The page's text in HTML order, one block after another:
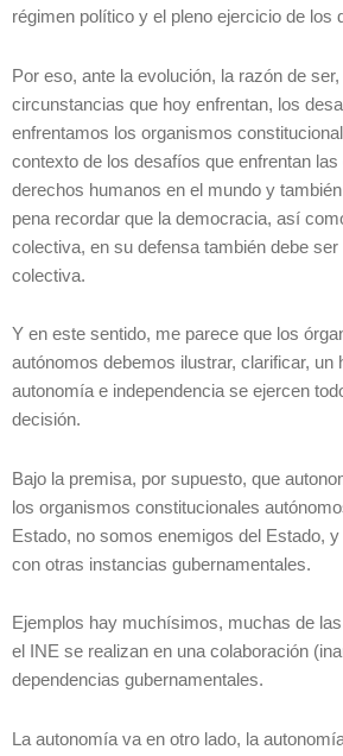
régimen político y el pleno ejercicio de los
Por eso, ante la evolución, la razón de ser,
circunstancias que hoy enfrentan, los
enfrentamos los organismos
contexto de los desafíos que enfrentan
derechos humanos en el mundo y
pena recordar que la democracia, así
colectiva, en su defensa también debe ser
colectiva.
Y en este sentido, me parece que los
autónomos debemos ilustrar, clarificar, un
autonomía e independencia se ejercen
decisión.
Bajo la premisa, por supuesto, que
los organismos constitucionales
Estado, no somos enemigos del Estado,
con otras instancias gubernamentales.
Ejemplos hay muchísimos, muchas de
el INE se realizan en una colaboración
dependencias gubernamentales.
La autonomía va en otro lado, la